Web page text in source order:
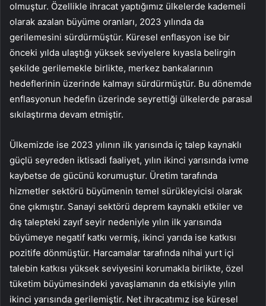
olmuştur. Özellikle ihracat yaptığımız ülkelerde kademeli
olarak azalan büyüme oranları, 2023 yılında da
gerilemesini sürdürmüştür. Küresel enflasyon ise bir
önceki yılda ulaştığı yüksek seviyelere kıyasla belirgin
şekilde gerilemekle birlikte, merkez bankalarının
hedeflerinin üzerinde kalmayı sürdürmüştür. Bu dönemde
enflasyonun hedefin üzerinde seyrettiği ülkelerde parasal
sıkılaştırma devam etmiştir.
Ülkemizde ise 2023 yılının ilk yarısında iç talep kaynaklı
güçlü seyreden iktisadi faaliyet, yılın ikinci yarısında ivme
kaybetse de gücünü korumuştur. Üretim tarafında
hizmetler sektörü büyümenin temel sürükleyicisi olarak
öne çıkmıştır. Sanayi sektörü deprem kaynaklı etkiler ve
dış talepteki zayıf seyir nedeniyle yılın ilk yarısında
büyümeye negatif katkı vermiş, ikinci yarıda ise katkısı
pozitife dönmüştür. Harcamalar tarafında nihai yurt içi
talebin katkısı yüksek seviyesini korumakla birlikte, özel
tüketim büyümesindeki yavaşlamanın da etkisiyle yılın
ikinci yarısında gerilemiştir. Net ihracatımız ise küresel